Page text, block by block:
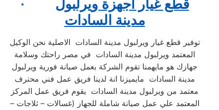
· قطع غيار اجهزة ويرلبول
مدينة السادات
توفير قطع غيار ويرلبول مدينة السادات الاصلية نحن الوكيل
المعتمد ويرلبول مدينة السادات في مصر راحتك وسلامة
جهازك هو مايهمنا تقوم الشركة بعمل صيانة فورية ويرلبول
مدينة السادات مايميزنا انة لدينا فريق عمل فني محترف
معتمد من ويرلبول مدينة السادات يقوم فريق عمل المركز
المعتمد علي عمل صيانة شاملة للجهاز (غسالات – ثلاجات –